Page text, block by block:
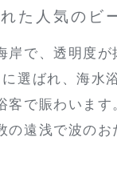
た人気のビ
岸で、透明度が
選ばれ、海水
客で賑わいます
の遠浅で波のお